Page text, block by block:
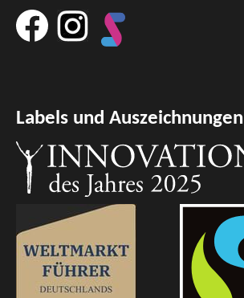
Labels und Auszeichnungen